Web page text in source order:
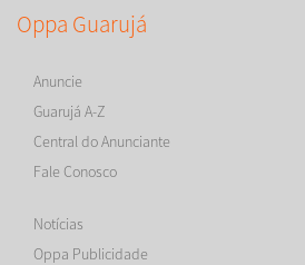
Oppa Guarujá
Anuncie
Guarujá A-Z
Central do Anunciante
Fale Conosco
Notícias
Oppa Publicidade